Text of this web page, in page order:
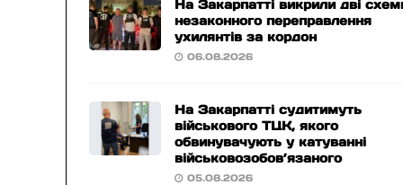
На Закарпатті викрили дві
незаконного переправлення
ухилянтів за кордон
06.08.2026
На Закарпатті судитимуть
військового ТЦК, якого
обвинувачують у катуванні
військовозобов’язаного
05.08.2026